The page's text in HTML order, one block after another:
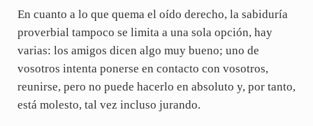
En cuanto a lo que quema el oído derecho, la sabiduría
proverbial tampoco se limita a una sola opción, hay
varias: los amigos dicen algo muy bueno; uno de
vosotros intenta ponerse en contacto con vosotros,
reunirse, pero no puede hacerlo en absoluto y, por tanto,
está molesto, tal vez incluso jurando.